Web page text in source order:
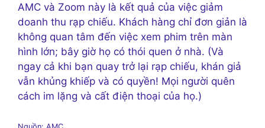
AMC và Zoom này là kết quả của việc giảm
doanh thu rạp chiếu. Khách hàng chỉ đơn giản là
không quan tâm đến việc xem phim trên màn
hình lớn; bây giờ họ có thói quen ở nhà. (Và
ngay cả khi bạn quay trở lại rạp chiếu, khán giả
vẫn khủng khiếp và có quyền! Mọi người quên
cách im lặng và cất điện thoại của họ.)